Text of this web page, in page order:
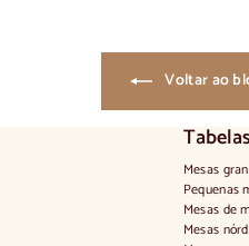
Voltar ao
Mesas
Pequenas
Mesas de
Mesas